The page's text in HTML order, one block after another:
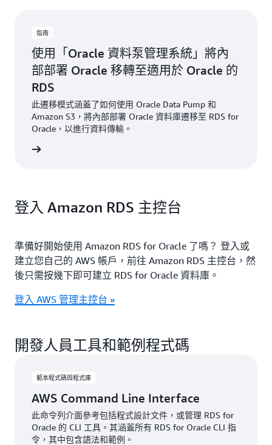
指南
使用「Oracle 資料泵管理系統」將內
部部署 Oracle 移轉至適用於 Oracle 的
RDS
此遷移模式涵蓋了如何使用 Oracle Data Pump 和
Amazon S3，將內部部署 Oracle 資料庫遷移至 RDS for
Oracle，以進行資料傳輸。
登入 Amazon RDS 主控台
準備好開始使用 Amazon RDS for Oracle 了嗎？ 登入或
建立您自己的 AWS 帳戶，前往 Amazon RDS 主控台，然
後只需按幾下即可建立 RDS for Oracle 資料庫。
登入 AWS 管理主控台 »
開發人員工具和範例程式碼
範本程式碼與程式庫
AWS Command Line Interface
此命令列介面參考包括程式設計文件，或管理 RDS for
Oracle 的 CLI 工具。其涵蓋所有 RDS for Oracle CLI 指
令，其中包含語法和範例。